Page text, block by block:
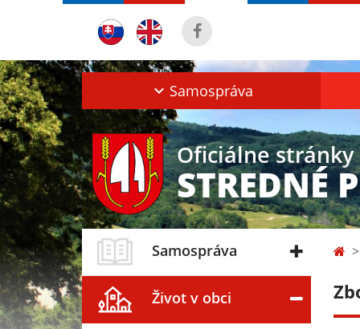
Samospráva
Oficiálne stránky
STREDNÉ
Samospráva
Život v obci